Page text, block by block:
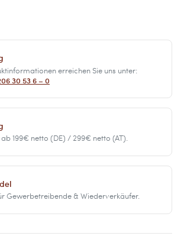
erreichen Sie uns unter:
30 53 6 – 0
ab 199€ netto (DE) / 299€ netto (AT).
Gewerbetreibende & Wiederverkäufer.